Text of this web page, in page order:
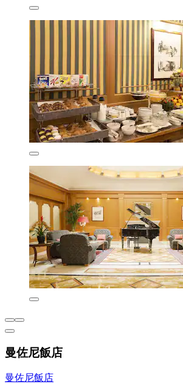
曼佐尼飯店
曼佐尼飯店